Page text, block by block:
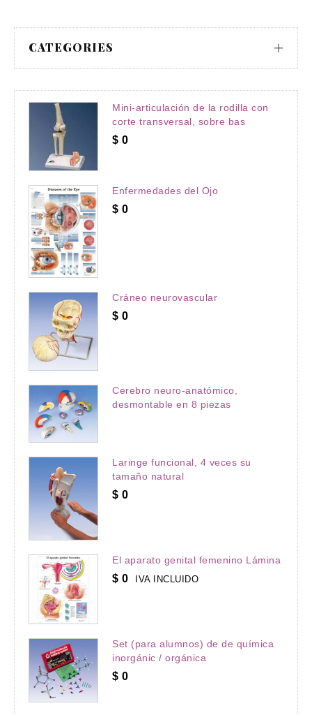
CATEGORIES
Mini-articulación de la rodilla con
corte transversal, sobre bas
$ 0
Enfermedades del Ojo
$ 0
Cráneo neurovascular
$ 0
Cerebro neuro-anatómico,
desmontable en 8 piezas
Laringe funcional, 4 veces su
tamaño natural
$ 0
El aparato genital femenino Lámina
$ 0 IVA INCLUIDO
Set (para alumnos) de de química
inorgánic / orgánica
$ 0